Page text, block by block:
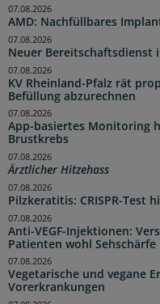
AMD: Nachfüllbares
07.08.2026
Neuer Bereitschaftsdienst
07.08.2026
KV Rheinland-Pfalz rät
Befüllung abzurechnen
07.08.2026
App-basiertes Monitoring
Brustkrebs
07.08.2026
Ärztlicher Hitzehass
07.08.2026
Pilzkeratitis: CRISPR-Test
07.08.2026
Anti-VEGF-Injektionen:
Patienten wohl Sehschärfe
07.08.2026
Vegetarische und vegane
Vorerkrankungen
07.08.2026